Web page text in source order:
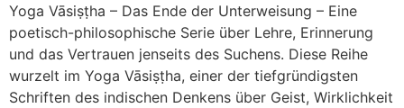
Yoga Vāsiṣṭha – Das Ende der Unterweisung – Eine
poetisch-philosophische Serie über Lehre, Erinnerung
und das Vertrauen jenseits des Suchens. Diese Reihe
wurzelt im Yoga Vāsiṣṭha, einer der tiefgründigsten
Schriften des indischen Denkens über Geist, Wirklichkeit